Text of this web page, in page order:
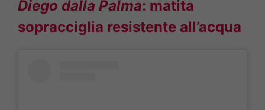
Diego dalla Palma: matita
sopracciglia resistente all’acqua